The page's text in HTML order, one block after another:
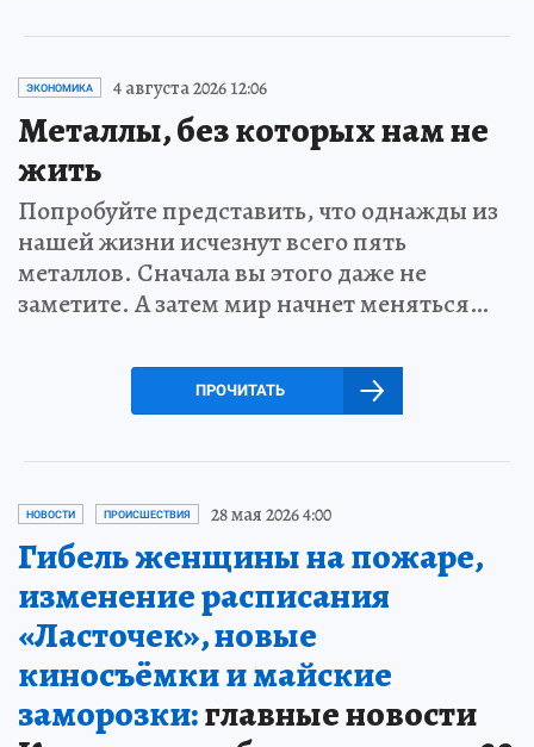
ЭКОНОМИКА 4 августа 2026 12:06
Металлы, без которых нам не
жить
Попробуйте представить, что однажды из
нашей жизни исчезнут всего пять
металлов. Сначала вы этого даже не
заметите. А затем мир начнет меняться…
ПРОЧИТАТЬ
НОВОСТИ ПРОИСШЕСТВИЯ 28 мая 2026 4:00
Гибель женщины на пожаре,
изменение расписания
«Ласточек», новые
киносъёмки и майские
заморозки:главные новости